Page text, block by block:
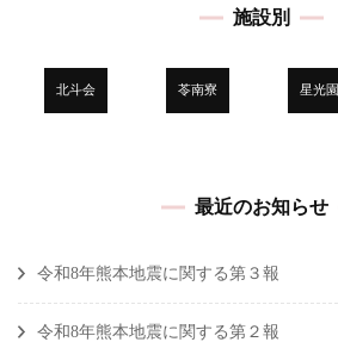
ー
シ
施設別
北斗会 苓南寮 星光園
最近のお知らせ
令和8年熊本地震に関する第３報
令和8年熊本地震に関する第２報